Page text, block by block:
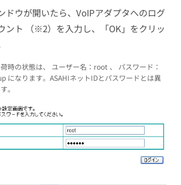
ドウが開いたら、VoIPアダプタへのログ
ント （※2）を入力し、「OK」をクリッ
時の状態は、 ユーザー名：root 、 パスワード：
になります。ASAHIネットIDとパスワードとは異
。